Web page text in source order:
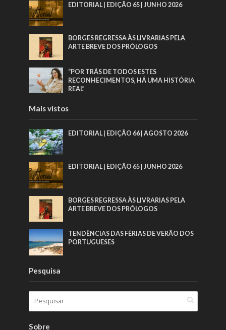
EDITORIAL | EDIÇÃO 65 | JUNHO 2026
BORGES REGRESSA ÀS LIVRARIAS PELA
ARTE BREVE DOS PRÓLOGOS
“POR TRÁS DE TODOS ESTES
RECONHECIMENTOS, HÁ UMA HISTÓRIA
REAL”
Mais vistos
EDITORIAL | EDIÇÃO 66 | AGOSTO 2026
EDITORIAL | EDIÇÃO 65 | JUNHO 2026
BORGES REGRESSA ÀS LIVRARIAS PELA
ARTE BREVE DOS PRÓLOGOS
TENDÊNCIAS DAS FÉRIAS DE VERÃO DOS
PORTUGUESES
Pesquisa
Sobre